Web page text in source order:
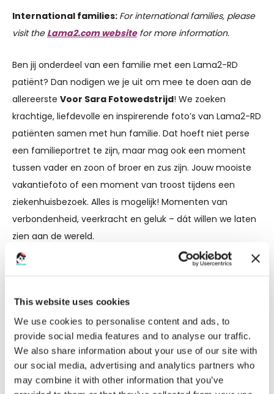
This website uses cookies
We use cookies to personalise content and ads, to
provide social media features and to analyse our traffic.
We also share information about your use of our site with
our social media, advertising and analytics partners who
may combine it with other information that you’ve
International families: For international families, please
visit the Lama2.com websitefor more information.
Ben jij onderdeel van een familie met een Lama2-RD
patiënt? Dan nodigen we je uit om mee te doen aan de
allereerste Voor Sara Fotowedstrijd! We zoeken
krachtige, liefdevolle en inspirerende foto’s van Lama2-RD
patiënten samen met hun familie. Dat hoeft niet perse
een familieportret te zijn, maar mag ook een moment
tussen vader en zoon of broer en zus zijn. Jouw mooiste
vakantiefoto of een moment van troost tijdens een
ziekenhuisbezoek. Alles is mogelijk! Momenten van
verbondenheid, veerkracht en geluk – dát willen we laten
zien aan de wereld.
🌟 Wat kun je winnen?
verzorgde reis naardeinternationale Lama2-RD
conferentie in Istanbulin maart 2026!
Voor maximaal 4 personen
Inclusief vlucht en verblijf
Een unieke kans om andere families en onderzoekers